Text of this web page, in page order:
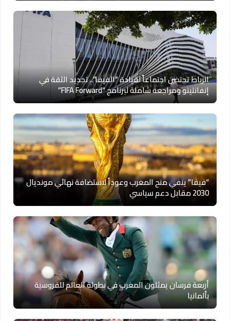
الرباط تحتضن اجتماعاً لقيادة “الفيفا”.. تجديد الثقة في
إنفانتينو ومراجعة شاملة لبرنامج “FIFA Forward”
“فيفا” ينفي منح المغرب وعوداً لاستضافة نهائي مونديال
2030 مقابل دعم سياسي
أربعة فرسان يمثلون المغرب في بطولة العالم للفروسية
بألمانيا